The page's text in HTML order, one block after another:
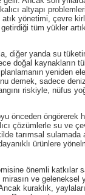
altyapı
atık yönetimi, çevre
tüm yükler
diğer yanda su
doğal kaynakların
yeniden
demek, sadece
riskiyle, nüfus
önceden öngörerek
çözümlerle su ve
tarımsal sulamada
ürünlere
önemli katkılar
ve geleneksel
kuraklık,